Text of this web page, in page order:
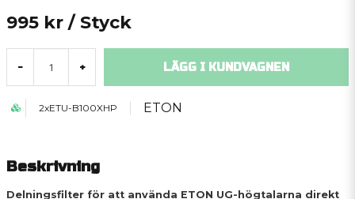
995 kr / Styck
- + LÄGG I KUNDVAGNEN
2xETU-B100XHP ETON
Beskrivning
Delningsfilter för att använda ETON UG-högtalarna direkt